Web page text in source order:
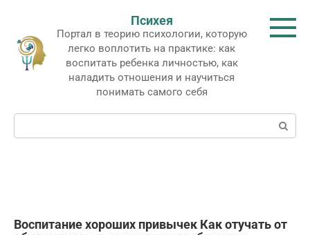
контенту
Психея
Портал в теорию психологии, которую
легко воплотить на практике: как
воспитать ребенка личностью, как
наладить отношения и научиться
понимать самого себя
Поиск:
Воспитание хороших привычек Как отучать от